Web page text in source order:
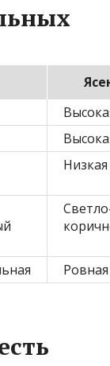
Низкая
Ровная